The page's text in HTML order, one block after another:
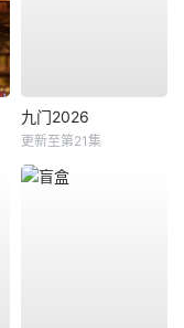
九门2026
更新至第21集